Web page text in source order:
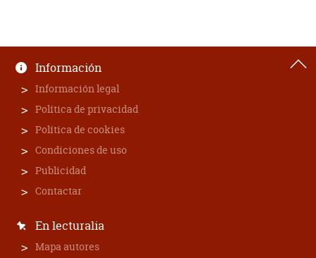
Información
Información legal
Política de privacidad
Política de cookies
Condiciones de uso
Publicidad
Contactar
En lecturalia
Mapa autores